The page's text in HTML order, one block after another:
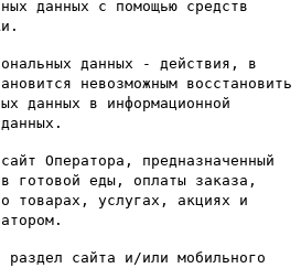
данных с помощью средств
данных - действия, в
невозможным восстановить
данных в информационной
Оператора, предназначенный
готовой еды, оплаты заказа,
о товарах, услугах, акциях и
сайта и/или мобильного